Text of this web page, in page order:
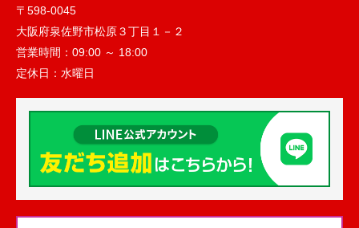
〒598-0045
大阪府泉佐野市松原３丁目１－２
営業時間： 09:00 ～ 18:00
定休日： 水曜日